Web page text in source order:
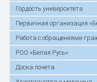
Гордость университета
Первичная организация
Работа с обращениями
РОО «Белая Русь»
Доска почёта